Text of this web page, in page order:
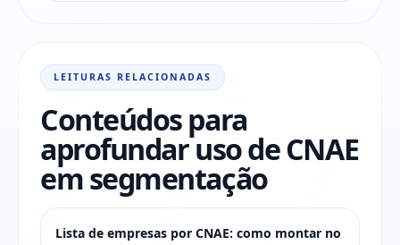
LEITURAS RELACIONADAS
Conteúdos para
aprofundar uso de CNAE
em segmentação
Lista de empresas por CNAE: como montar no